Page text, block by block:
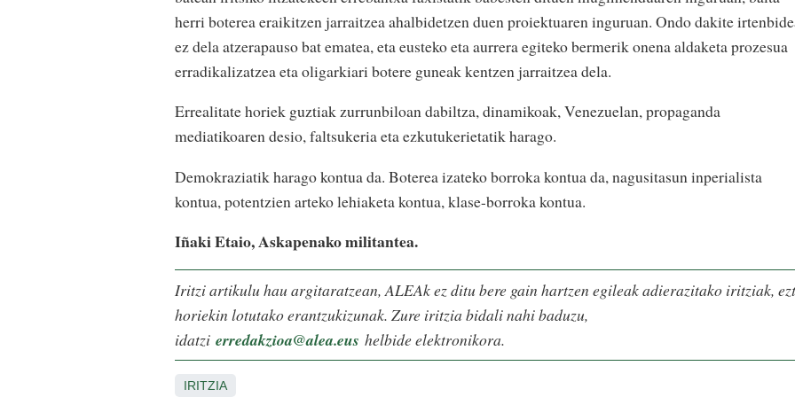
herri boterea eraikitzen jarraitzea ahalbidetzen duen proiektuaren inguruan. Ondo dakite
ez dela atzerapauso bat ematea, eta eusteko eta aurrera egiteko bermerik onena aldaketa prozesua
erradikalizatzea eta oligarkiari botere guneak kentzen jarraitzea dela.
Errealitate horiek guztiak zurrunbiloan dabiltza, dinamikoak, Venezuelan, propaganda
mediatikoaren desio, faltsukeria eta ezkutukerietatik harago.
Demokraziatik harago kontua da. Boterea izateko borroka kontua da, nagusitasun inperialista
kontua, potentzien arteko lehiaketa kontua, klase-borroka kontua.
Iñaki Etaio, Askapenako militantea.
Iritzi artikulu hau argitaratzean, ALEAk ez ditu bere gain hartzen egileak adierazitako iritziak,
horiekin lotutako erantzukizunak. Zure iritzia bidali nahi baduzu,
idatzi erredakzioa@alea.eus helbide elektronikora.
IRITZIA